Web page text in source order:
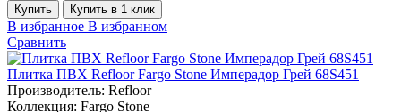
Купить Купить в 1 клик
В избранное В избранном
Сравнить
Плитка ПВХ Refloor Fargo Stone Имперадор Грей 68S451
Производитель: Refloor
Коллекция: Fargo Stone